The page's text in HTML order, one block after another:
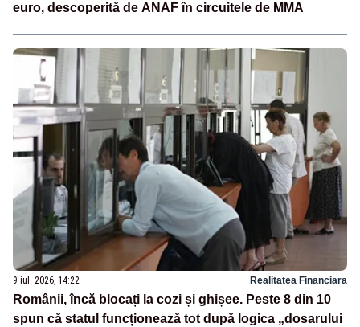
euro, descoperită de ANAF în circuitele de MMA
9 iul. 2026, 14:22 Realitatea Financiara
Românii, încă blocați la cozi și ghișee. Peste 8 din 10
spun că statul funcționează tot după logica „dosarului